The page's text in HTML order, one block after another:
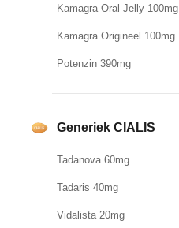
Kamagra Oral Jelly 100mg
Kamagra Origineel 100mg
Potenzin 390mg
Generiek CIALIS
Tadanova 60mg
Tadaris 40mg
Vidalista 20mg